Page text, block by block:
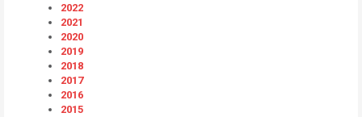
2022
2021
2020
2019
2018
2017
2016
2015